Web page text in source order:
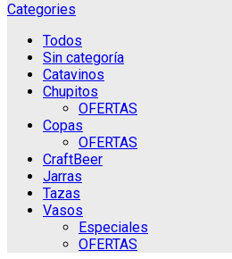
Categories
Todos
Sin categoría
Catavinos
Chupitos
OFERTAS
Copas
OFERTAS
CraftBeer
Jarras
Tazas
Vasos
Especiales
OFERTAS